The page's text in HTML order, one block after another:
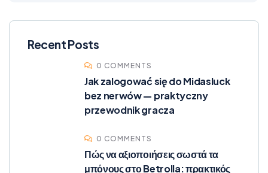
Recent Posts
0 COMMENTS
Jak zalogować się do Midasluck
bez nerwów — praktyczny
przewodnik gracza
0 COMMENTS
Πώς να αξιοποιήσεις σωστά τα
μπόνους στο Betrolla: πρακτικός